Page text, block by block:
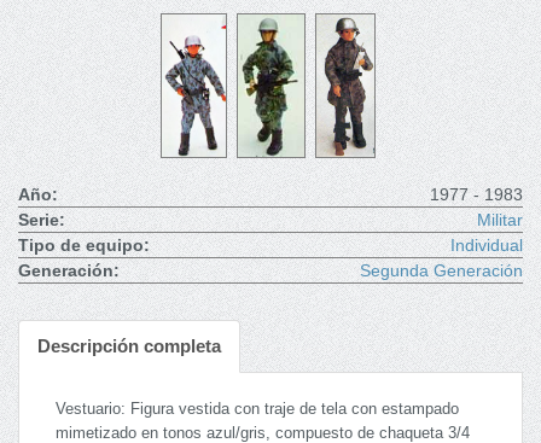
Año:
1977 - 1983
Serie:
Militar
Tipo de equipo:
Individual
Generación:
Segunda Generación
Descripción completa
Vestuario: Figura vestida con traje de tela con estampado
mimetizado en tonos azul/gris, compuesto de chaqueta 3/4